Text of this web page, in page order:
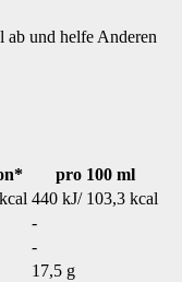
ab und helfe Anderen
pro 100 ml
440 kJ/ 103,3 kcal
-
-
17,5 g